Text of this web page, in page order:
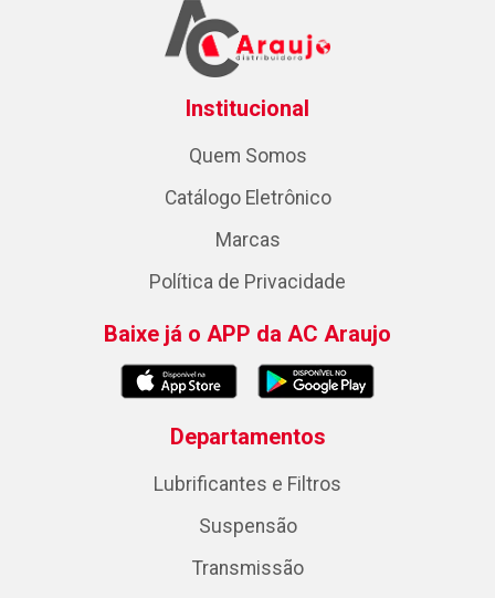
Institucional
Quem Somos
Catálogo Eletrônico
Marcas
Política de Privacidade
Baixe já o APP da AC Araujo
Departamentos
Lubrificantes e Filtros
Suspensão
Transmissão